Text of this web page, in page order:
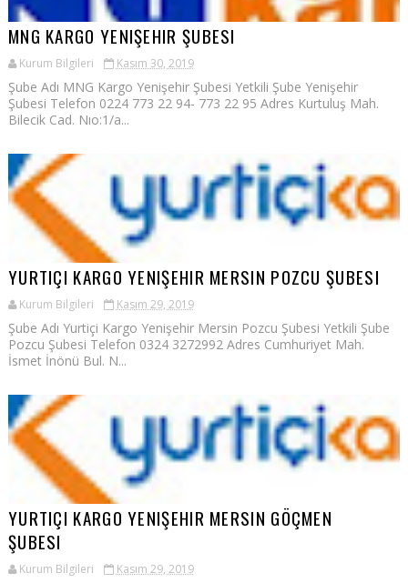
MNG KARGO YENIŞEHIR ŞUBESI
Kurum Bilgileri Kasım 30, 2019
Şube Adı MNG Kargo Yenişehir Şubesi Yetkili Şube Yenişehir
Şubesi Telefon 0224 773 22 94- 773 22 95 Adres Kurtuluş Mah.
Bilecik Cad. Nıo:1/a...
YURTIÇI KARGO YENIŞEHIR MERSIN POZCU ŞUBESI
Kurum Bilgileri Kasım 29, 2019
Şube Adı Yurtiçi Kargo Yenişehir Mersin Pozcu Şubesi Yetkili Şube
Pozcu Şubesi Telefon 0324 3272992 Adres Cumhuriyet Mah.
İsmet İnönü Bul. N...
YURTIÇI KARGO YENIŞEHIR MERSIN GÖÇMEN
ŞUBESI
Kurum Bilgileri Kasım 29, 2019